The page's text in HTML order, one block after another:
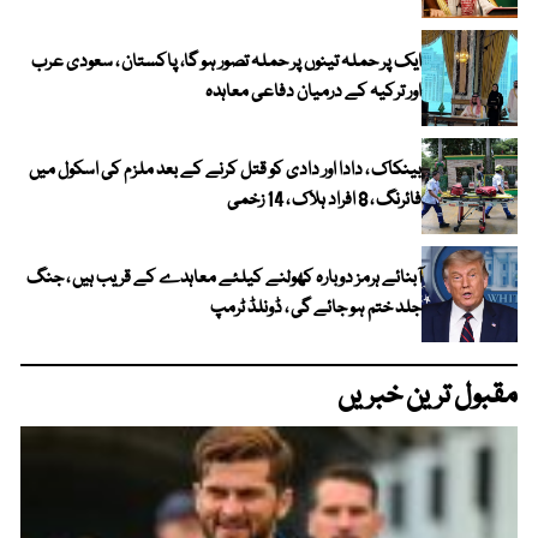
ایک پر حملہ تینوں پر حملہ تصور ہو گا، پاکستان ، سعودی عرب
اور ترکیہ کے درمیان دفاعی معاہدہ
بینکاک ، دادا اور دادی کو قتل کرنے کے بعد ملزم کی اسکول میں
فائرنگ ، 8 افراد ہلاک ، 14 زخمی
آبنائے ہرمز دوبارہ کھولنے کیلئے معاہدے کے قریب ہیں ، جنگ
جلد ختم ہو جائے گی ، ڈونلڈ ٹرمپ
مقبول ترین خبریں